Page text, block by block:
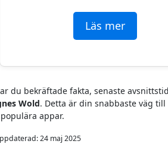
Läs mer
du bekräftade fakta, senaste
Wold. Detta är din snabbaste väg
appar.
24 maj 2025